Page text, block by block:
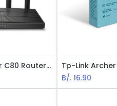
TP-LINK Archer C80 Router Inalámbrico de Doble Banda AC1900 MU-MIMO
B/.16.90